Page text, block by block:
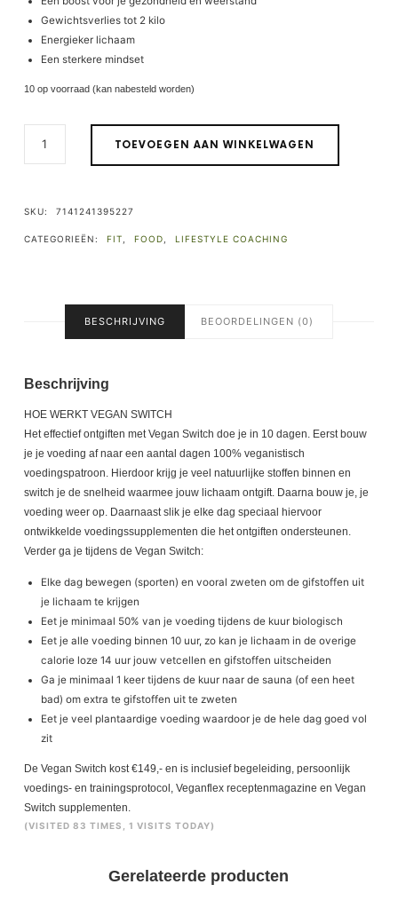
Gewichtsverlies tot 2 kilo
Energieker lichaam
Een sterkere mindset
10 op voorraad (kan nabesteld worden)
TOEVOEGEN AAN WINKELWAGEN
SKU: 7141241395227
CATEGORIEËN: FIT, FOOD, LIFESTYLE COACHING
BESCHRIJVING BEOORDELINGEN (0)
Beschrijving
HOE WERKT VEGAN SWITCH
Het effectief ontgiften met Vegan Switch doe je in 10 dagen. Eerst bouw
je je voeding af naar een aantal dagen 100% veganistisch
voedingspatroon. Hierdoor krijg je veel natuurlijke stoffen binnen en
switch je de snelheid waarmee jouw lichaam ontgift. Daarna bouw je, je
voeding weer op. Daarnaast slik je elke dag speciaal hiervoor
ontwikkelde voedingssupplementen die het ontgiften ondersteunen.
Verder ga je tijdens de Vegan Switch:
Elke dag bewegen (sporten) en vooral zweten om de gifstoffen uit
je lichaam te krijgen
Eet je minimaal 50% van je voeding tijdens de kuur biologisch
Eet je alle voeding binnen 10 uur, zo kan je lichaam in de overige
calorie loze 14 uur jouw vetcellen en gifstoffen uitscheiden
Ga je minimaal 1 keer tijdens de kuur naar de sauna (of een heet
bad) om extra te gifstoffen uit te zweten
Eet je veel plantaardige voeding waardoor je de hele dag goed vol
zit
De Vegan Switch kost €149,- en is inclusief begeleiding, persoonlijk
voedings- en trainingsprotocol, Veganflex receptenmagazine en Vegan
Switch supplementen.
(VISITED 83 TIMES, 1 VISITS TODAY)
Gerelateerde producten